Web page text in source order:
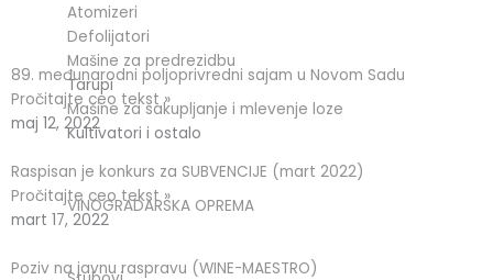
Atomizeri
Defolijatori
Mašine za predrezidbu
Tarupi
Mašine za sakupljanje i mlevenje loze
Kultivatori i ostalo
VINOGRADARSKA OPREMA
89. međunarodni poljoprivredni sajam u Novom Sadu
Pročitajte ceo tekst »
maj 12, 2022
Raspisan je konkurs za SUBVENCIJE (mart 2022)
Pročitajte ceo tekst »
mart 17, 2022
Poziv na javnu raspravu (WINE-MAESTRO)